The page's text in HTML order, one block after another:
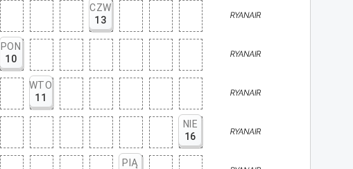
CZW
13
PON
10
WTO
11
NIE
16
PIĄ